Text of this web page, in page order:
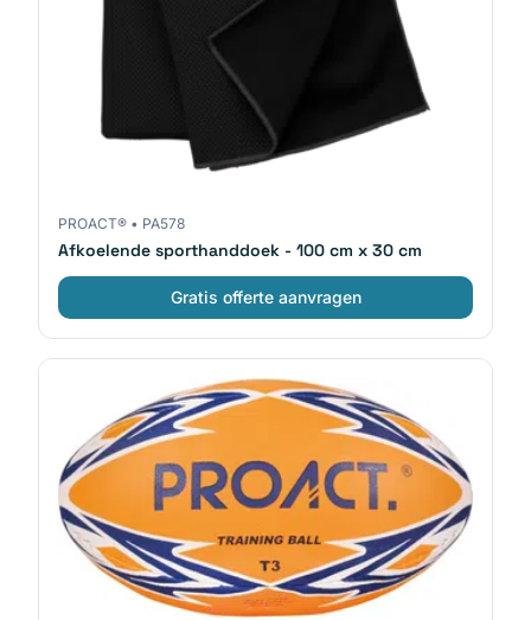
PROACT® • PA578
Afkoelende sporthanddoek - 100 cm x 30 cm
Gratis offerte aanvragen